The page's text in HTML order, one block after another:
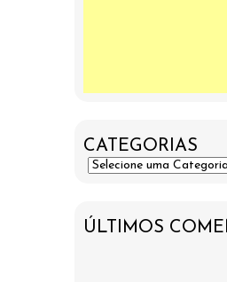
CATEGORIAS
ÚLTIMOS